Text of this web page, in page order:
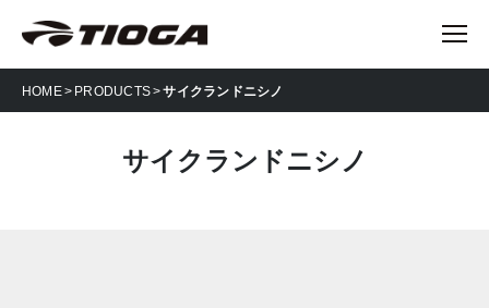
HOME PRODUCTS サイクランドニシノ
サイクランドニシノ